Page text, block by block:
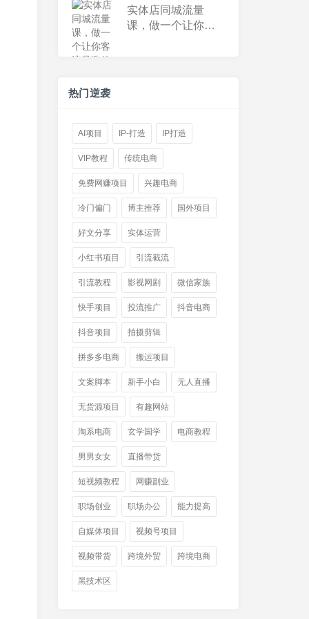
实体店同城流量
课，做一个让你客
热门逆袭
AI项目 IP-打造 IP打造
VIP教程 传统电商
免费网赚项目 兴趣电商
冷门偏门 博主推荐 国外项目
好文分享 实体运营
小红书项目 引流截流
引流教程 影视网剧 微信家族
快手项目 投流推广 抖音电商
抖音项目 拍摄剪辑
拼多多电商 搬运项目
文案脚本 新手小白 无人直播
无货源项目 有趣网站
淘系电商 玄学国学 电商教程
男男女女 直播带货
短视频教程 网赚副业
职场创业 职场办公 能力提高
自媒体项目 视频号项目
视频带货 跨境外贸 跨境电商
黑技术区